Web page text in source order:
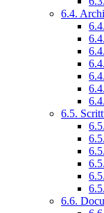
6.4.
6.5.
6.6.